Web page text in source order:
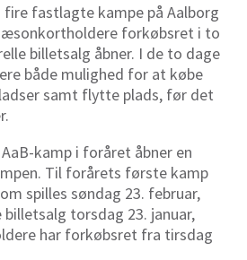
fastlagte kampe på Aalborg
forkøbsret i to
billetsalg åbner. I de to dage
både mulighed for at købe
samt flytte plads, før det
kamp i foråret åbner en
Til forårets første kamp
spilles søndag 23. februar,
torsdag 23. januar,
har forkøbsret fra tirsdag